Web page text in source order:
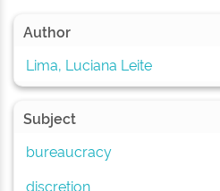
Author
Lima, Luciana Leite
Subject
bureaucracy
discretion